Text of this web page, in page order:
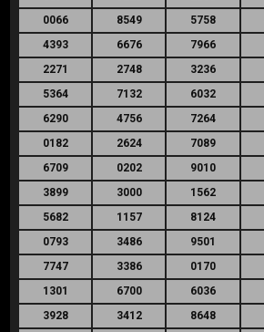
0066
8549 5758
4393
6676 7966
2271
2748 3236
5364
7132 6032
6290
4756 7264
0182
2624 7089
6709
0202 9010
3899
3000 1562
5682
1157 8124
0793
3486 9501
7747
3386 0170
1301
6700 6036
3928
3412 8648